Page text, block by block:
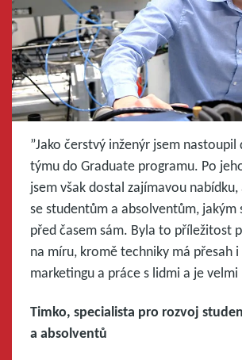
”Jako čerstvý inženýr jsem
týmu do Graduate programu. Po
jsem však dostal zajímavou
se studentům a absolventům, jakým
před časem sám. Byla to příležitost
na míru, kromě techniky má přesah
marketingu a práce s lidmi a je velmi
Timko, specialista pro rozvoj
a absolventů